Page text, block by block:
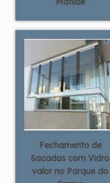
Fechamento de
Sacadas com Vidro
valor no Parque do